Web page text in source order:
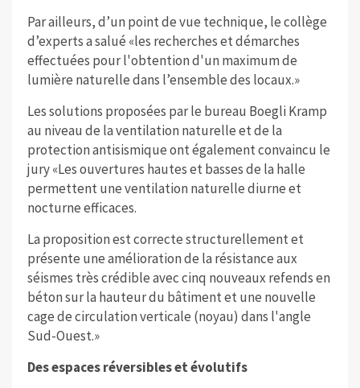
Par ailleurs, d’un point de vue technique, le collège
d’experts a salué «les recherches et démarches
effectuées pour l'obtention d'un maximum de
lumière naturelle dans l’ensemble des locaux.»
Les solutions proposées par le bureau Boegli Kramp
au niveau de la ventilation naturelle et de la
protection antisismique ont également convaincu le
jury «Les ouvertures hautes et basses de la halle
permettent une ventilation naturelle diurne et
nocturne efficaces.
La proposition est correcte structurellement et
présente une amélioration de la résistance aux
séismes très crédible avec cinq nouveaux refends en
béton sur la hauteur du bâtiment et une nouvelle
cage de circulation verticale (noyau) dans l'angle
Sud-Ouest.»
Des espaces réversibles et évolutifs